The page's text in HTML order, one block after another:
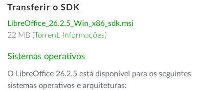
Transferir o SDK
LibreOffice_26.2.5_Win_x86_sdk.msi
22 MB (Torrent, Informações)
Sistemas operativos
O LibreOffice 26.2.5 está disponível para os seguintes
sistemas operativos e arquiteturas: